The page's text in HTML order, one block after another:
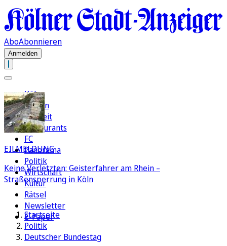
AboAbonnieren
Anmelden
Köln
Region
Freizeit
Restaurants
FC
Panorama
Politik
Wirtschaft
Kultur
Rätsel
Newsletter
E-Paper
EILMELDUNG
Keine Verletzten: Geisterfahrer am Rhein –
Straßensperrung in Köln
Startseite
Politik
Deutscher Bundestag